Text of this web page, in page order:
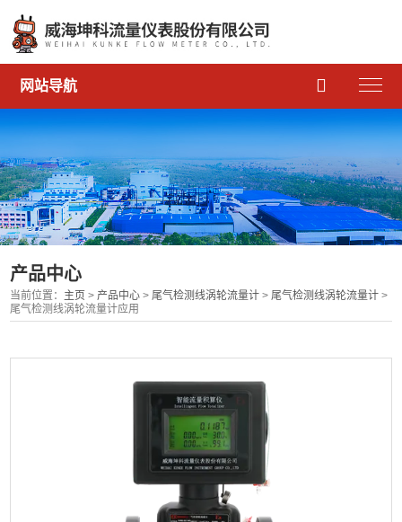
网站导航 
产品中心
当前位置： 主页 > 产品中心 > 尾气检测线涡轮流量计 > 尾气检测线涡轮流量计 >
尾气检测线涡轮流量计应用